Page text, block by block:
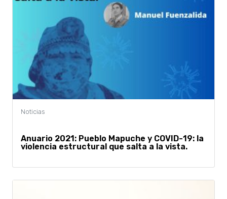
Anuario 2021: Pueblo Mapuche y COVID-19: la
violencia estructural que salta a la vista.